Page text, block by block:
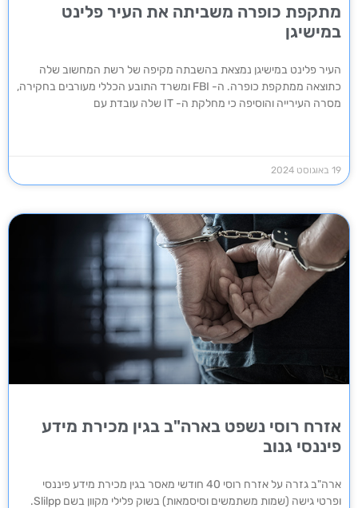
מתקפת כופרה משביתה את העיר פלינט
במישיגן
העיר פלינט במישיגן נמצאת בהשבתה מקיפה של רשת המחשוב שלה
כתוצאה ממתקפת כופרה. ה- FBI ומשרד התובע הכללי מעורבים בחקירה,
מסרה העירייה והוסיפה כי מחלקת ה- IT שלה עובדת עם
19 באוגוסט 2024
אזרח רוסי נשפט בארה"ב בגין מכירת מידע
פיננסי גנוב
ארה"ב גזרה על אזרח רוסי 40 חודשי מאסר בגין מכירת מידע פיננסי
ופרטי גישה (שמות משתמשים וסיסמאות) בשוק פלילי מקוון בשם Slilpp.